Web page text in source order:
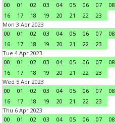
00
01 02 03 04 05 06 07 08
16
17 18 19 20 21 22
23
Mon 3 Apr 2023
00
01 02 03 04 05 06 07 08
16
17 18 19 20 21 22
23
Tue 4 Apr 2023
00
01 02 03 04 05 06 07 08
16
17 18 19 20 21 22
23
Wed 5 Apr 2023
00
01 02 03 04 05 06 07 08
16
17 18 19 20 21 22
23
Thu 6 Apr 2023
00
01 02 03 04 05 06 07 08